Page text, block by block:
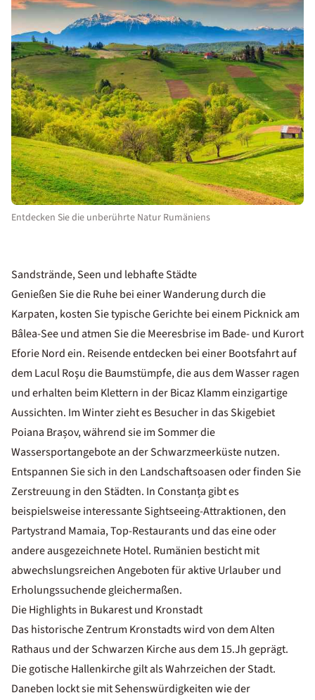
Entdecken Sie die unberührte Natur Rumäniens
Sandstrände, Seen und lebhafte Städte
Genießen Sie die Ruhe bei einer Wanderung durch die
Karpaten, kosten Sie typische Gerichte bei einem Picknick am
Bâlea-See und atmen Sie die Meeresbrise im Bade- und Kurort
Eforie Nord ein. Reisende entdecken bei einer Bootsfahrt auf
dem Lacul Roşu die Baumstümpfe, die aus dem Wasser ragen
und erhalten beim Klettern in der Bicaz Klamm einzigartige
Aussichten. Im Winter zieht es Besucher in das Skigebiet
Poiana Brașov, während sie im Sommer die
Wassersportangebote an der Schwarzmeerküste nutzen.
Entspannen Sie sich in den Landschaftsoasen oder finden Sie
Zerstreuung in den Städten. In Constanța gibt es
beispielsweise interessante Sightseeing-Attraktionen, den
Partystrand Mamaia, Top-Restaurants und das eine oder
andere ausgezeichnete Hotel. Rumänien besticht mit
abwechslungsreichen Angeboten für aktive Urlauber und
Erholungssuchende gleichermaßen.
Die Highlights in Bukarest und Kronstadt
Das historische Zentrum Kronstadts wird von dem Alten
Rathaus und der Schwarzen Kirche aus dem 15.Jh geprägt.
Die gotische Hallenkirche gilt als Wahrzeichen der Stadt.
Daneben lockt sie mit Sehenswürdigkeiten wie der